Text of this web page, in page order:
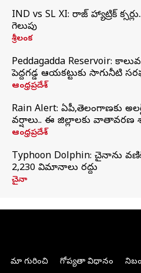
IND vs SL XI: సిరాజ్‌ హ్యాట్రిక్‌
గెలుపు
శ్రీలంక
Peddagadda Reservoir:
పెద్దగడ్డ ఆయకట్టుకు సాగునీటి
ఆంధ్రప్రదేశ్
Rain Alert: ఏపీ,తెలంగాణకు
వర్షాలు.. ఈ జిల్లాలకు వాతావరణ
ఆంధ్రప్రదేశ్
Typhoon Dolphin: చైనాను
2,230 విమానాలు రద్దు
చైనా
మా గురించి గోప్యతా విధానం